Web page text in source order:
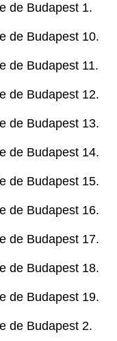
de Budapest 1.
de Budapest 10.
de Budapest 11.
de Budapest 12.
de Budapest 13.
de Budapest 14.
de Budapest 15.
de Budapest 16.
de Budapest 17.
de Budapest 18.
de Budapest 19.
de Budapest 2.